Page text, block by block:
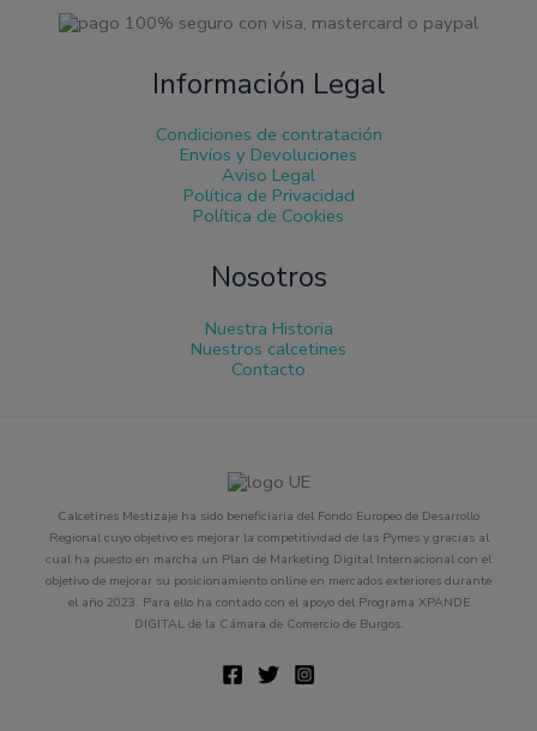
Información Legal
Condiciones de contratación
Envíos y Devoluciones
Aviso Legal
Política de Privacidad
Política de Cookies
Nosotros
Nuestra Historia
Nuestros calcetines
Contacto
Calcetines Mestizaje ha sido beneficiaria del Fondo Europeo de Desarrollo
Regional cuyo objetivo es mejorar la competitividad de las Pymes y gracias al
cual ha puesto en marcha un Plan de Marketing Digital Internacional con el
objetivo de mejorar su posicionamiento online en mercados exteriores durante
el año 2023. Para ello ha contado con el apoyo del Programa XPANDE
DIGITAL de la Cámara de Comercio de Burgos.